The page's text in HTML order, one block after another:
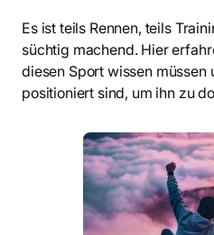
Es ist teils Rennen, teils
süchtig machend. Hier
diesen Sport wissen
positioniert sind, um ihn zu